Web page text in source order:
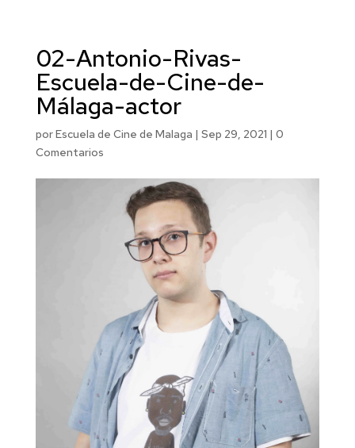
02-Antonio-Rivas-
Escuela-de-Cine-de-
Málaga-actor
porEscuela de Cine de Malaga | Sep 29, 2021 | 0
Comentarios